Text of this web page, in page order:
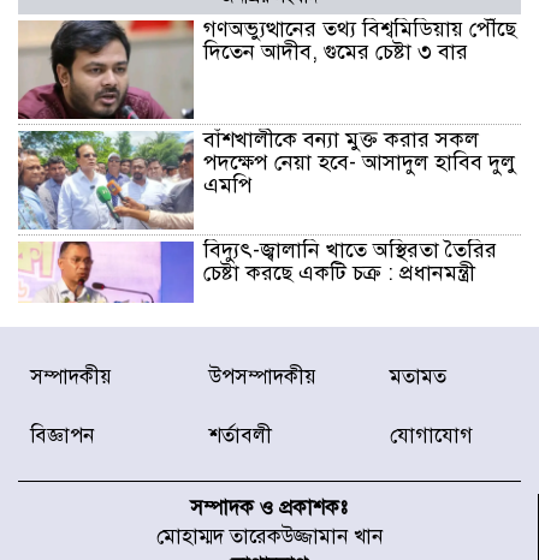
গণঅভ্যুত্থানের তথ্য বিশ্বমিডিয়ায় পৌঁছে
দিতেন আদীব, গুমের চেষ্টা ৩ বার
বাঁশখালীকে বন্যা মুক্ত করার সকল
পদক্ষেপ নেয়া হবে- আসাদুল হাবিব দুলু
এমপি
বিদ্যুৎ-জ্বালানি খাতে অস্থিরতা তৈরির
চেষ্টা করছে একটি চক্র : প্রধানমন্ত্রী
টাইফুন ‘ডলফিনের’ আঘাতে জাপানে
৫ আহত, চীনে বন্দর বন্ধ
বরাদ্দের ঘোষণা স্থানীয় সরকার মন্ত্রীর
সম্পাদকীয় উপসম্পাদকীয় মতামত
বিজ্ঞাপন শর্তাবলী যোগাযোগ
সম্পাদক ও প্রকাশকঃ
মোহাম্মদ তারেকউজ্জামান খান